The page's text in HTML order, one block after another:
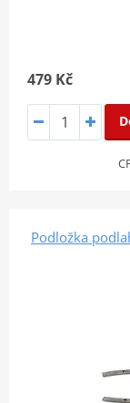
479 Kč
Podložka